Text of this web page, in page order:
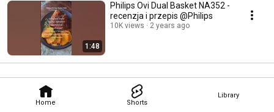
Home Shorts
Library
1:48
Philips Ovi Dual Basket NA352 -
recenzja i przepis @Philips
10K views 2 years ago